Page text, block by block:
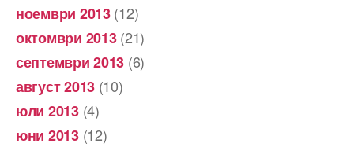
ноември 2013(12)
октомври 2013(21)
септември 2013 (6)
август 2013 (10)
юли 2013(4)
юни 2013(12)